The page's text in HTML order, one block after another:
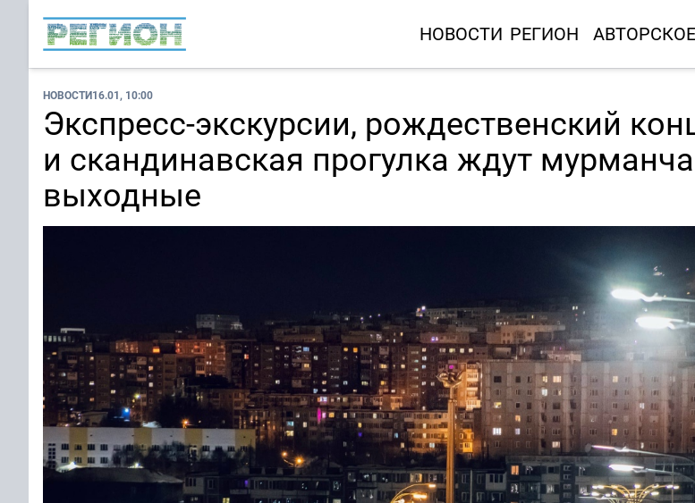
НОВОСТИ РЕГИОН АВТОРСКОЕ
НОВОСТИ16.01, 10:00
Экспресс-экскурсии, рождественский
и скандинавская прогулка ждут
выходные